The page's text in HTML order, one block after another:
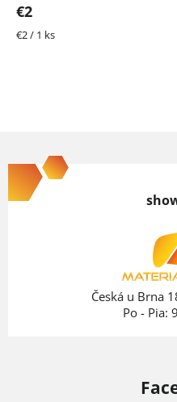
€2
Jednotková
€2 / 1 ks
á
p
Česká u Brna
Po - Pia: